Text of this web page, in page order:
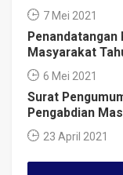
7 Mei 2021
Penandatangan
Masyarakat
6 Mei 2021
Surat
Pengabdian
23 April 2021